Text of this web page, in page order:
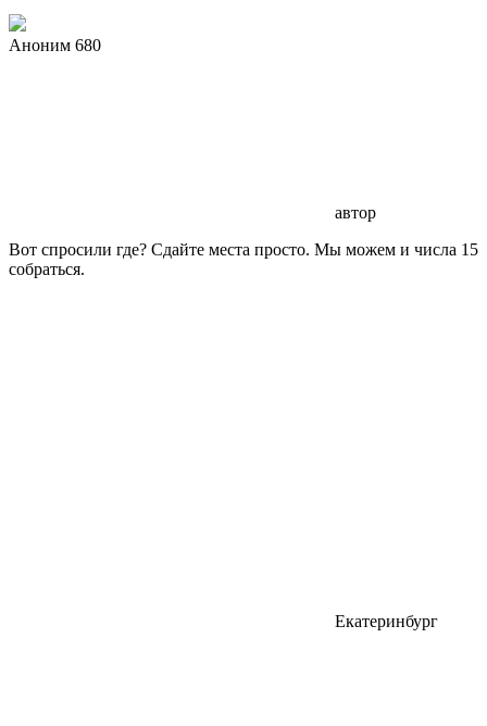
Аноним 680
автор
Вот спросили где? Сдайте места просто. Мы можем и числа 15
собраться.
Екатеринбург